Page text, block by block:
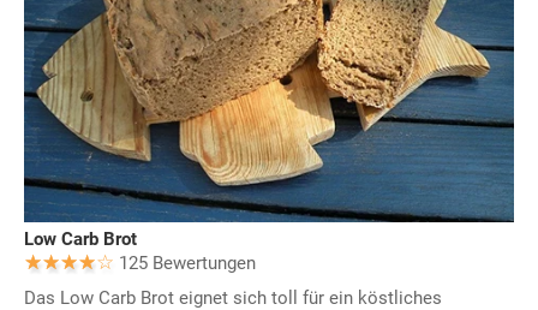
Low Carb Brot
125 Bewertungen
Das Low Carb Brot eignet sich toll für ein köstliches